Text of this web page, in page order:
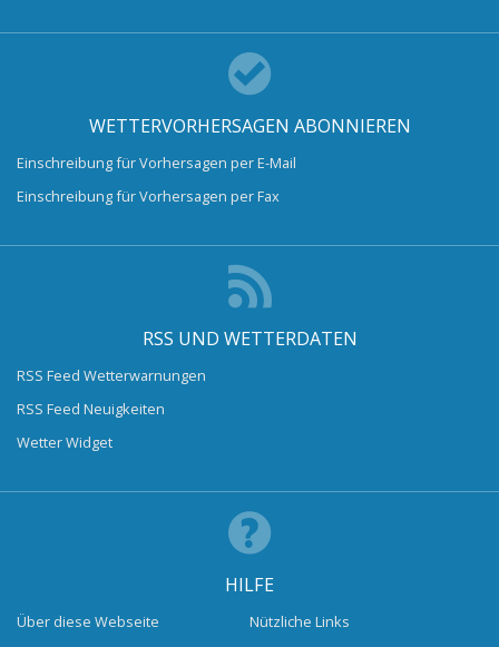
WETTERVORHERSAGEN ABONNIEREN
Einschreibung für Vorhersagen per E-Mail
Einschreibung für Vorhersagen per Fax
RSS UND WETTERDATEN
RSS Feed Wetterwarnungen
RSS Feed Neuigkeiten
Wetter Widget
HILFE
Über diese Webseite
Nützliche Links